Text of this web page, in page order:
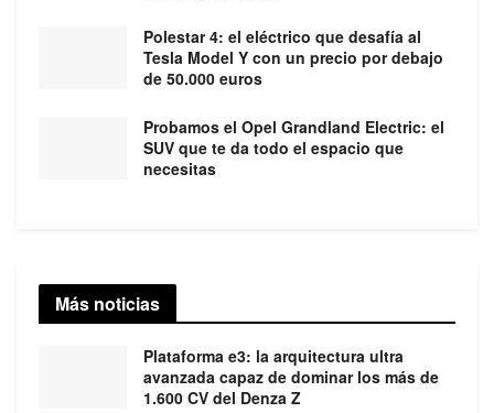
Polestar 4: el eléctrico que desafía al
Tesla Model Y con un precio por debajo
de 50.000 euros
Probamos el Opel Grandland Electric: el
SUV que te da todo el espacio que
necesitas
Más noticias
Plataforma e3: la arquitectura ultra
avanzada capaz de dominar los más de
1.600 CV del Denza Z